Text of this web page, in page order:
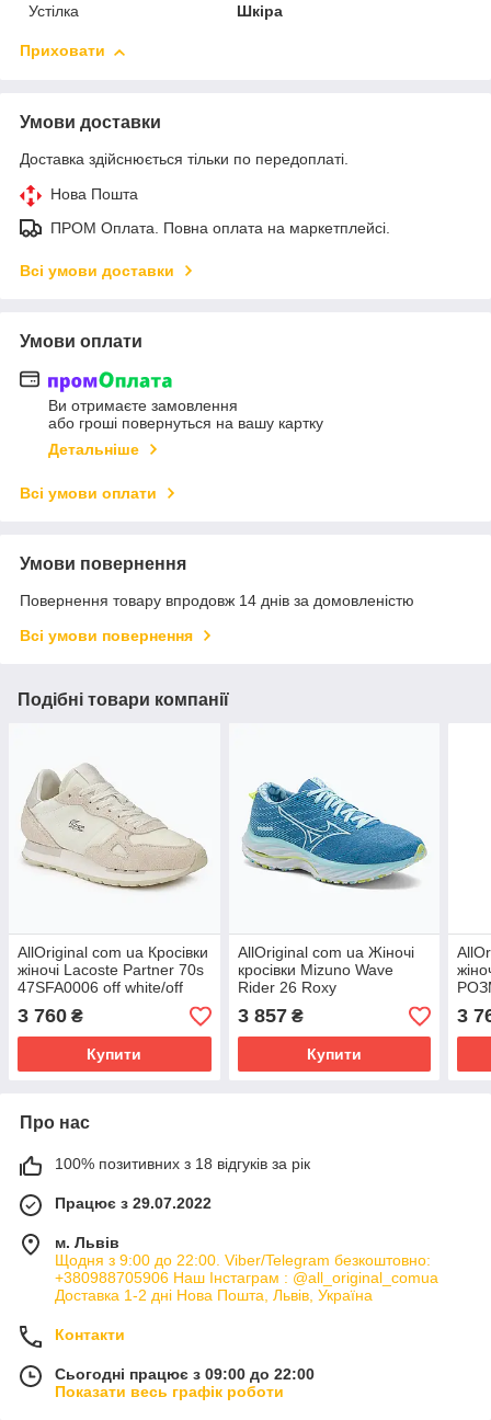
Устілка
Шкіра
Приховати
Умови доставки
Доставка здійснюється тільки по передоплаті.
Нова Пошта
ПРОМ Оплата. Повна оплата на маркетплейсі.
Всі умови доставки
Умови оплати
Ви отримаєте замовлення
або гроші повернуться на вашу картку
Детальніше
Всі умови оплати
Умови повернення
Повернення товару впродовж 14 днів за домовленістю
Всі умови повернення
Подібні товари компанії
AllOriginal com ua Кросівки
жіночі Lacoste Partner 70s
47SFA0006 off white/off
white РОЗМІРИ
ЗАПИТУЙТЕ
3 760 ₴
Купити
AllOriginal com ua Жіночі
кросівки Mizuno Wave
Rider 26 Roxy
atomiz/white/daiqgreen
РОЗМІРИ ЗАПИТУЙТЕ
3 857₴
Купити
3
Про нас
100% позитивних з 18 відгуків за рік
Працює з 29.07.2022
м. Львів
Щодня з 9:00 до 22:00. Viber/Telegram безкоштовно:
+380988705906 Наш Інстаграм : @all_original_comua
Доставка 1-2 дні Нова Пошта, Львів, Україна
Контакти
Сьогодні працює з 09:00 до 22:00
Показати весь графік роботи